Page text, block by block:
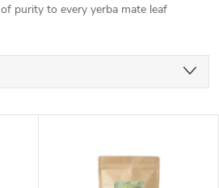
of purity to every yerba mate leaf